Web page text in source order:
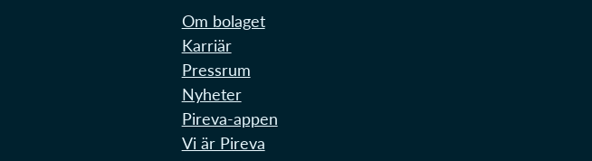
Om bolaget
Karriär
Pressrum
Nyheter
Pireva-appen
Vi är Pireva